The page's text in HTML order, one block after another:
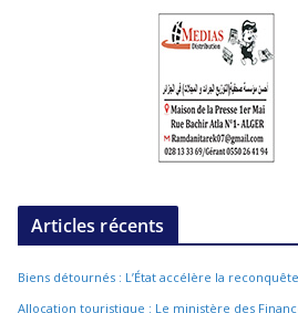
Articles récents
Biens détournés : L’État accélère la
Allocation touristique : Le ministère des